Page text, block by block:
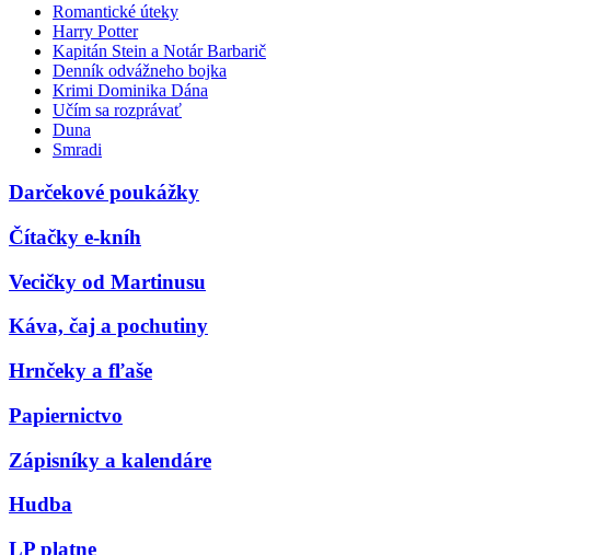
Romantické úteky
Harry Potter
Kapitán Stein a Notár Barbarič
Denník odvážneho bojka
Krimi Dominika Dána
Učím sa rozprávať
Duna
Smradi
Darčekové poukážky
Čítačky e-kníh
Vecičky od Martinusu
Káva, čaj a pochutiny
Hrnčeky a fľaše
Papiernictvo
Zápisníky a kalendáre
Hudba
LP platne